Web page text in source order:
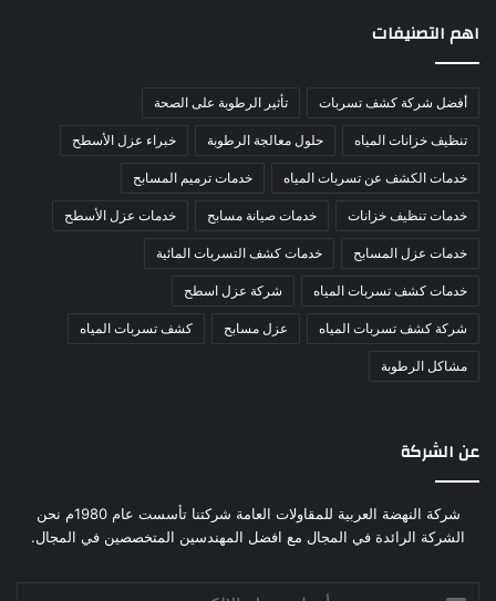
اهم التصنيفات
أفضل شركة كشف تسربات تأثير الرطوبة على الصحة
تنظيف خزانات المياه حلول معالجة الرطوبة خبراء عزل الأسطح
خدمات الكشف عن تسربات المياه خدمات ترميم المسابح
خدمات تنظيف خزانات خدمات صيانة مسابح خدمات عزل الأسطح
خدمات عزل المسابح خدمات كشف التسربات المائية
خدمات كشف تسربات المياه شركة عزل اسطح
شركة كشف تسربات المياه عزل مسابح كشف تسربات المياه
مشاكل الرطوبة
عن الشركة
شركة النهضة العربية للمقاولات العامة شركتنا تأسست عام 1980م نحن
الشركة الرائدة في المجال مع افضل المهندسين المتخصصين في المجال.